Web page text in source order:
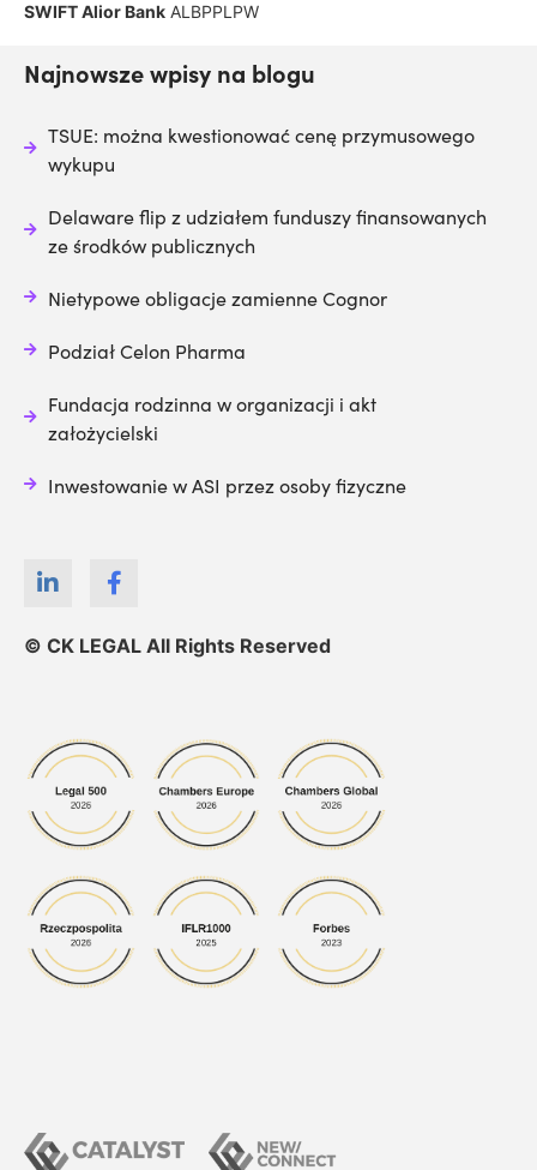
SWIFT Alior Bank ALBPPLPW
© CK LEGAL All Rights Reserved
Najnowsze wpisy na blogu
TSUE: można kwestionować cenę przymusowego
wykupu
Delaware flip z udziałem funduszy finansowanych
ze środków publicznych
Nietypowe obligacje zamienne Cognor
Podział Celon Pharma
Fundacja rodzinna w organizacji i akt
założycielski
Inwestowanie w ASI przez osoby fizyczne